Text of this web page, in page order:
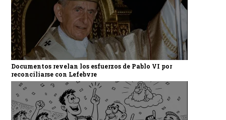
Documentos revelan los esfuerzos de Pablo VI por
reconciliarse con Lefebvre